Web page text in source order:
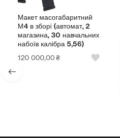
Макет масогабаритний
М4 в зборі (автомат, 2
магазина, 30 навчальних
набоїв калібра 5,56)
120 000,00₴